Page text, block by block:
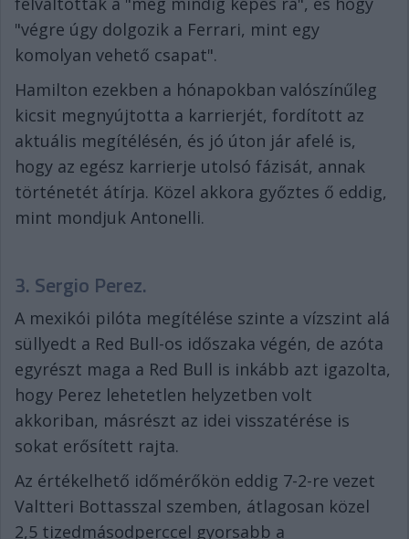
"végre úgy dolgozik a Ferrari, mint egy
komolyan vehető csapat".
Hamilton ezekben a hónapokban valószínűleg
kicsit megnyújtotta a karrierjét, fordított az
aktuális megítélésén, és jó úton jár afelé is,
hogy az egész karrierje utolsó fázisát, annak
történetét átírja. Közel akkora győztes ő eddig,
mint mondjuk Antonelli.
3. Sergio Perez.
A mexikói pilóta megítélése szinte a vízszint alá
süllyedt a Red Bull-os időszaka végén, de azóta
egyrészt maga a Red Bull is inkább azt igazolta,
hogy Perez lehetetlen helyzetben volt
akkoriban, másrészt az idei visszatérése is
sokat erősített rajta.
Az értékelhető időmérőkön eddig 7-2-re vezet
Valtteri Bottasszal szemben, átlagosan közel
2,5 tizedmásodperccel gyorsabb a